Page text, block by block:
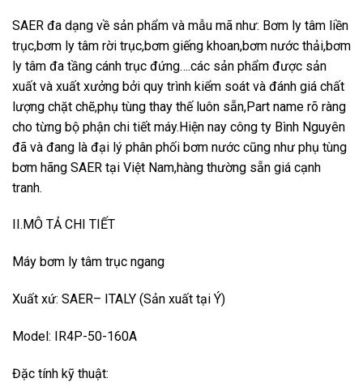
SAER đa dạng về sản phẩm và mẫu mã như: Bơm ly tâm liền
trục,bơm ly tâm rời trục,bơm giếng khoan,bơm nước thải,bơm
ly tâm đa tầng cánh trục đứng….các sản phẩm được sản
xuất và xuất xưởng bởi quy trình kiểm soát và đánh giá chất
lượng chặt chẽ,phụ tùng thay thế luôn sẵn,Part name rõ ràng
cho từng bộ phận chi tiết máy.Hiện nay công ty Bình Nguyên
đã và đang là đại lý phân phối bơm nước cũng như phụ tùng
bơm hãng SAER tại Việt Nam,hàng thường sẵn giá cạnh
tranh.
II.MÔ TẢ CHI TIẾT
Máy bơm ly tâm trục ngang
Xuất xứ: SAER– ITALY (Sản xuất tại Ý)
Model: IR4P-50-160A
Đặc tính kỹ thuật: